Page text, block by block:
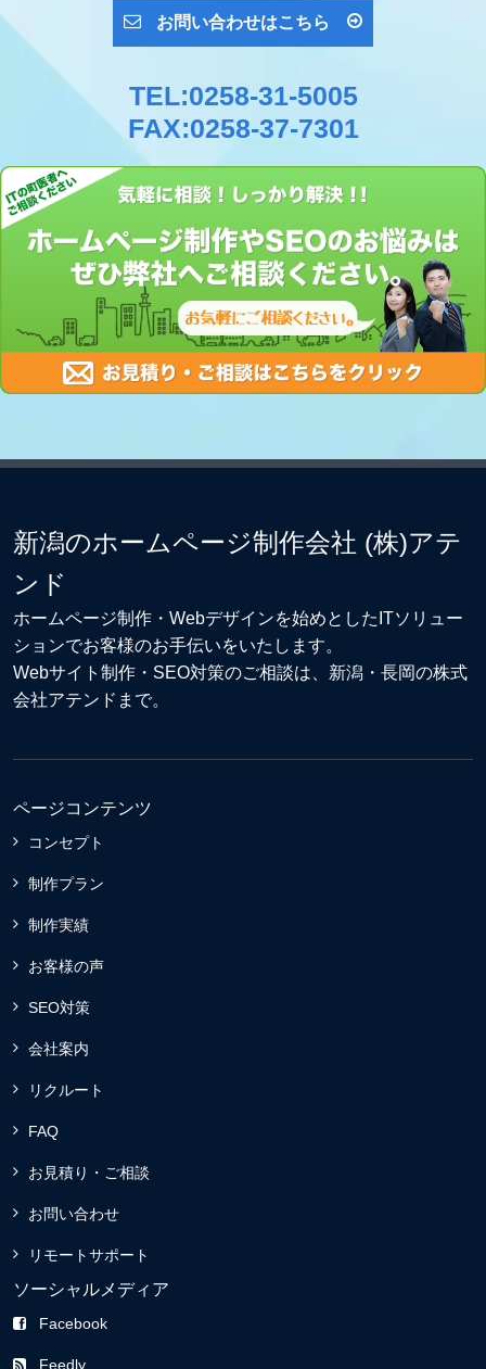
お問い合わせはこちら
TEL:0258-31-5005
FAX:0258-37-7301
新潟のホームページ制作会社 (株)アテ
ンド
ホームページ制作・Webデザインを始めとしたITソリュー
ションでお客様のお手伝いをいたします。
Webサイト制作 ・ SEO対策のご相談は、新潟・長岡の株式
会社アテンドまで。
ページコンテンツ
コンセプト
制作プラン
制作実績
お客様の声
SEO対策
会社案内
リクルート
FAQ
お見積り・ご相談
お問い合わせ
リモートサポート
ソーシャルメディア
Facebook
Feedly